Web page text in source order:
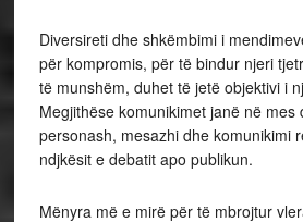
Diversireti dhe shkëmbimi i
për kompromis, për të bindur njeri
të munshëm, duhet të jetë objektivi i
Megjithëse komunikimet janë në mes
personash, mesazhi dhe komunikimi
ndjkësit e debatit apo publikun.
Mënyra më e mirë për të mbrojtur